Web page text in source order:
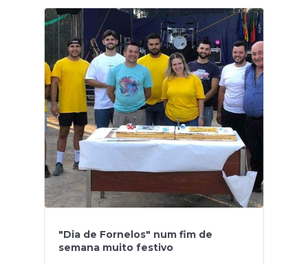
"Dia de Fornelos" num fim de
semana muito festivo